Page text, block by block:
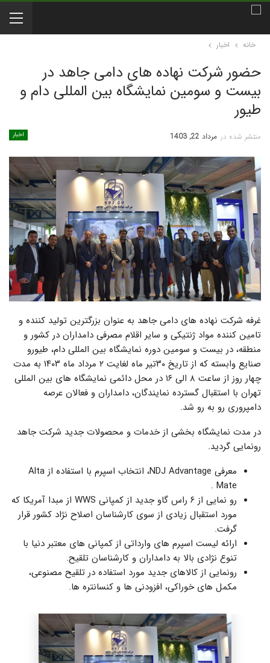
خانه اخبار
حضور شرکت نهاده های دامی جاهد در
بیست و سومین نمایشگاه بین المللی دام و
طیور
اخبار منتشر شده در مرداد 22, 1403
غرفه شرکت نهاده های دامی جاهد به عنوان بزرگترین تولید کننده و
تامین کننده مواد ژنتیکی و سایر اقلام مصرفی دامداران در کشور و
منطقه، در بیست و سومین دوره نمایشگاه بین المللی دام، طیورو
صنایع وابسته که از تاریخ ۳۰تیر ماه لغایت ۲ مرداد ماه ۱۴۰۳ به مدت
چهار روز از ساعت ۸ الی ۱۶ در محل دائمی نمایشگاه های بین المللی
تهران با استقبال گسترده نمایندگان، دامداران و فعالان عرصه
دامپروری رو به رو شد.
در مدت نمایشگاه بخشی از خدمات و محصولات جدید شرکت جاهد
رونمایی گردید.
معرفی NDJ Advantage، انتخاب اسپرم با استفاده از Alta
Mate .
رو نمایی از ۶ راس گاو جدید از کمپانی WWS از مبدا آمریکا که
مورد استقبال زیادی از سوی کارشناسان اصلاح نژاد کشور قرار
گرفت.
ارائه لیست اسپرم های وارداتی از کمپانی های معتبر دنیا با
تنوع نژادی بالا به دامداران و کارشناسان تلقیح.
رونمایی از کالاهای جدید مورد استفاده در تلقیح مصنوعی،
مکمل های خوراکی، افزودنی ها و کنسانتره ها.